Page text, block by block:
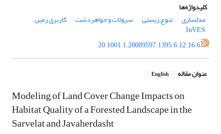
کلیدواژه‌ها
مدلسازی
تنوع زیستی سرولات و جواهردشت کاربری زمین
InVES
20.1001.1.20089597.1395.6.12.16.6
عنوان مقاله English
Modeling of Land Cover Change Impacts on
Habitat Quality of a Forested Landscape in the
Sarvelat and Javaherdasht